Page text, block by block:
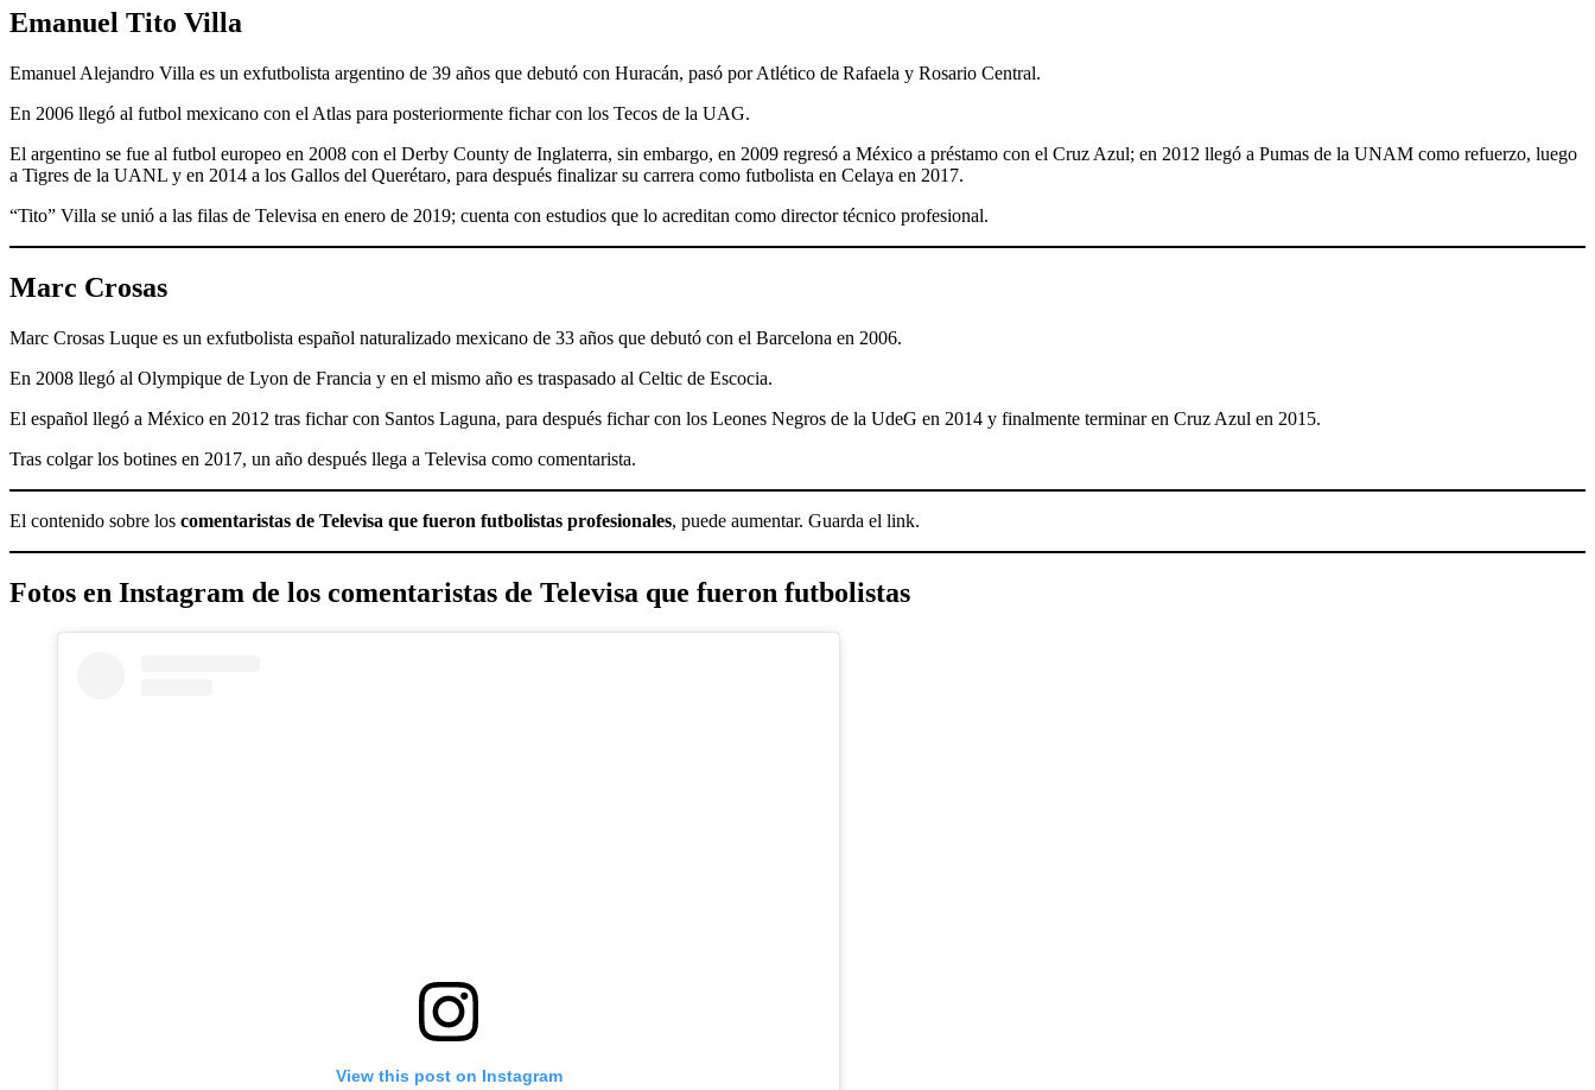
Emanuel Tito Villa
Emanuel Alejandro Villa es un exfutbolista argentino de 39 años que debutó con Huracán, pasó por Atlético de Rafaela y Rosario Central.
En 2006 llegó al futbol mexicano con el Atlas para posteriormente fichar con los Tecos de la UAG.
El argentino se fue al futbol europeo en 2008 con el Derby County de Inglaterra, sin embargo, en 2009 regresó a México a préstamo con el Cruz Azul; en 2012 llegó a Pumas de la UNAM como refuerzo, luego
a Tigres de la UANL y en 2014 a los Gallos del Querétaro, para después finalizar su carrera como futbolista en Celaya en 2017.
“Tito” Villa se unió a las filas de Televisa en enero de 2019; cuenta con estudios que lo acreditan como director técnico profesional.
Marc Crosas
Marc Crosas Luque es un exfutbolista español naturalizado mexicano de 33 años que debutó con el Barcelona en 2006.
En 2008 llegó al Olympique de Lyon de Francia y en el mismo año es traspasado al Celtic de Escocia.
El español llegó a México en 2012 tras fichar con Santos Laguna, para después fichar con los Leones Negros de la UdeG en 2014 y finalmente terminar en Cruz Azul en 2015.
Tras colgar los botines en 2017, un año después llega a Televisa como comentarista.
El contenido sobre los comentaristas de Televisa que fueron futbolistas profesionales, puede aumentar. Guarda el link.
Fotos en Instagram de los comentaristas de Televisa que fueron futbolistas
View this post on Instagram